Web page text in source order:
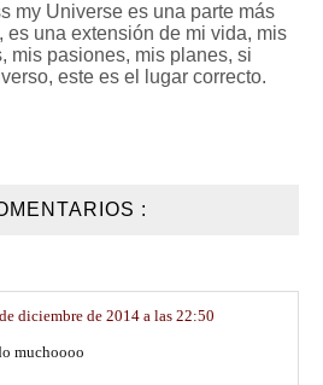
my Universe es una parte más
es una extensión de mi vida, mis
mis pasiones, mis planes, si
este es el lugar correcto.
:
diciembre de 2014 a las 22:50
muchoooo